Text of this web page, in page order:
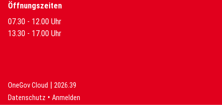
Öffnungszeiten
07.30 - 12.00 Uhr
13.30 - 17.00 Uhr
OneGov Cloud (External Link)
| 2026.39
Datenschutz (External Link)
Anmelden